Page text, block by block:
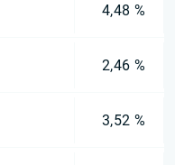
4,48 %
2,46 %
3,52 %